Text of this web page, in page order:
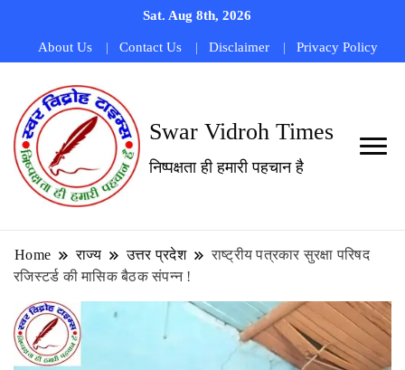
Sat. Aug 8th, 2026
About Us Contact Us Disclaimer Privacy Policy
Swar Vidroh Times
निष्पक्षता ही हमारी पहचान है
Home राज्य उत्तर प्रदेश
राष्ट्रीय पत्रकार सुरक्षा परिषद
रजिस्टर्ड की मासिक बैठक संपन्न !